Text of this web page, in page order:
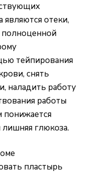
являются отеки,
тейпирования
снять
наладить работу
работы
понижается
лишняя глюкоза.
пластырь